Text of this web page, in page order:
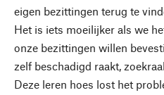
eigen bezittingen terug te
Het is iets moeilijker als we
onze bezittingen willen
zelf beschadigd raakt,
Deze leren hoes lost het